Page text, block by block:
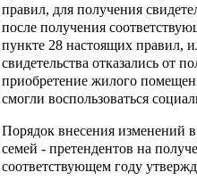
правил, для получения
после получения
пункте 28 настоящих правил,
свидетельства отказались от
приобретение жилого
смогли воспользоваться
Порядок внесения изменений
семей - претендентов на
соответствующем году